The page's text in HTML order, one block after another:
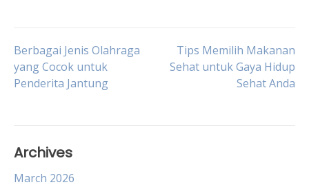
Post
navigation
Berbagai Jenis Olahraga
yang Cocok untuk
Penderita Jantung
Tips Memilih Makanan
Sehat untuk Gaya Hidup
Sehat Anda
Archives
March 2026